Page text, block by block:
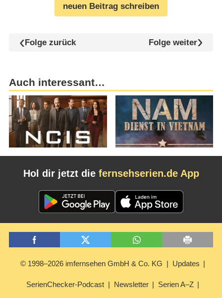
neuen Beitrag schreiben
Folge zurück Folge weiter
Auch interessant…
Hol dir jetzt die fernsehserien.de App
© 1998–2026 imfernsehen GmbH & Co. KG Updates
SerienChecker-Podcast Newsletter Serien A–Z